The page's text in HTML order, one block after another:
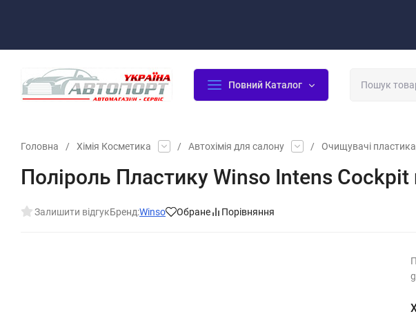
Повний Каталог
Головна / Хімія Косметика / Автохімія для салону / Очищувачі пластика,
Поліроль Пластику Winso Intens
Залишити відгукБренд:Winso Обране Порівняння